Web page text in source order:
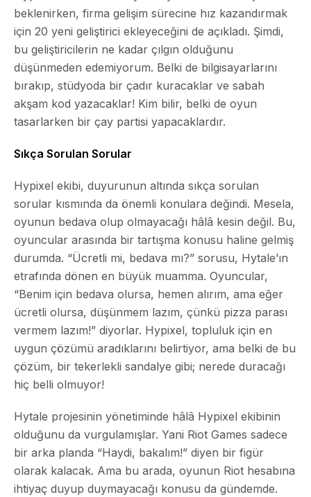
beklenirken, firma gelişim sürecine hız kazandırmak
için 20 yeni geliştirici ekleyeceğini de açıkladı. Şimdi,
bu geliştiricilerin ne kadar çılgın olduğunu
düşünmeden edemiyorum. Belki de bilgisayarlarını
bırakıp, stüdyoda bir çadır kuracaklar ve sabah
akşam kod yazacaklar! Kim bilir, belki de oyun
tasarlarken bir çay partisi yapacaklardır.
Sıkça Sorulan Sorular
Hypixel ekibi, duyurunun altında sıkça sorulan
sorular kısmında da önemli konulara değindi. Mesela,
oyunun bedava olup olmayacağı hâlâ kesin değil. Bu,
oyuncular arasında bir tartışma konusu haline gelmiş
durumda. “Ücretli mi, bedava mı?” sorusu, Hytale’ın
etrafında dönen en büyük muamma. Oyuncular,
“Benim için bedava olursa, hemen alırım, ama eğer
ücretli olursa, düşünmem lazım, çünkü pizza parası
vermem lazım!” diyorlar. Hypixel, topluluk için en
uygun çözümü aradıklarını belirtiyor, ama belki de bu
çözüm, bir tekerlekli sandalye gibi; nerede duracağı
hiç belli olmuyor!
Hytale projesinin yönetiminde hâlâ Hypixel ekibinin
olduğunu da vurgulamışlar. Yani Riot Games sadece
bir arka planda “Haydi, bakalım!” diyen bir figür
olarak kalacak. Ama bu arada, oyunun Riot hesabına
ihtiyaç duyup duymayacağı konusu da gündemde.